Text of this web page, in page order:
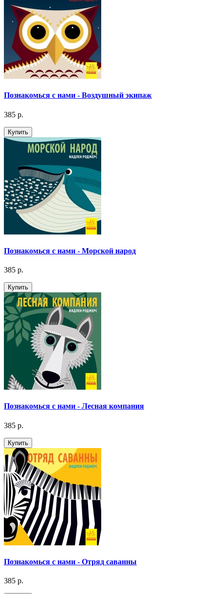
Познакомься с нами - Воздушный экипаж
385 р.
Купить
Познакомься с нами - Морской народ
385 р.
Купить
Познакомься с нами - Лесная компания
385 р.
Купить
Познакомься с нами - Отряд саванны
385 р.